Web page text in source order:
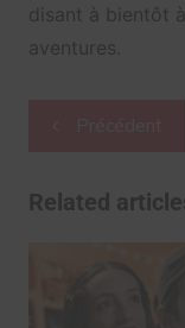
disant à bientôt
aventures.
l’article
Related